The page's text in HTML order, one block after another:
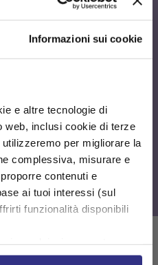
Informazioni sui cookie
e altre tecnologie di
web, inclusi cookie di terze
per migliorare la
complessiva, misurare e
contenuti e
ai tuoi interessi (sul
funzionalità disponibili
cookie. Ulteriori
fragili, sarcopenici,
19.
alimento a fini medici
diettica del paziente
e
il controllo del medico.